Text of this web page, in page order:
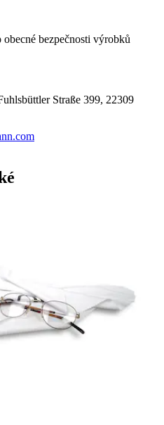
bezpečnosti výrobků
Straße 399, 22309